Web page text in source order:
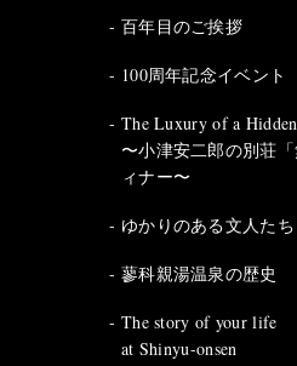
百年目のご挨拶
100周年記念イベント
The Luxury of a
〜小津安二郎の別荘
ィナー〜
ゆかりのある文人たち
蓼科親湯温泉の歴史
The story of your life
at Shinyu-onsen